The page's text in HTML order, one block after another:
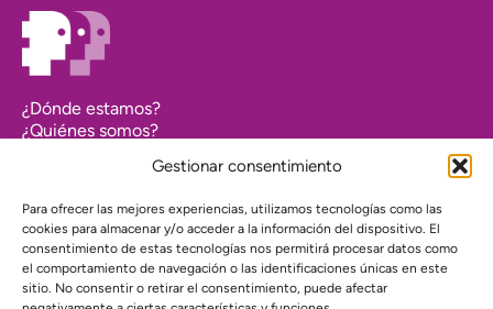
Gestionar consentimiento
Para ofrecer las mejores experiencias, utilizamos tecnologías como las
cookies para almacenar y/o acceder a la información del dispositivo. El
consentimiento de estas tecnologías nos permitirá procesar datos como
el comportamiento de navegación o las identificaciones únicas en este
sitio. No consentir o retirar el consentimiento, puede afectar
¿Dónde estamos?
¿Quiénes somos?
Transparencia
Política de cookies (UE)
Política de privacidad